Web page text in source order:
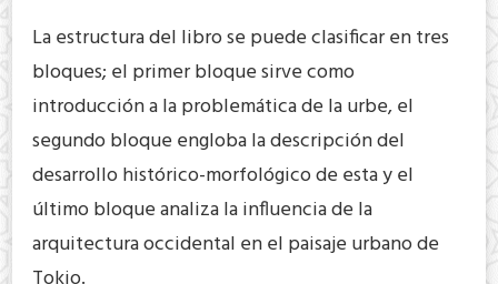
La estructura del libro se puede clasificar en tres
bloques; el primer bloque sirve como
introducción a la problemática de la urbe, el
segundo bloque engloba la descripción del
desarrollo histórico-morfológico de esta y el
último bloque analiza la influencia de la
arquitectura occidental en el paisaje urbano de